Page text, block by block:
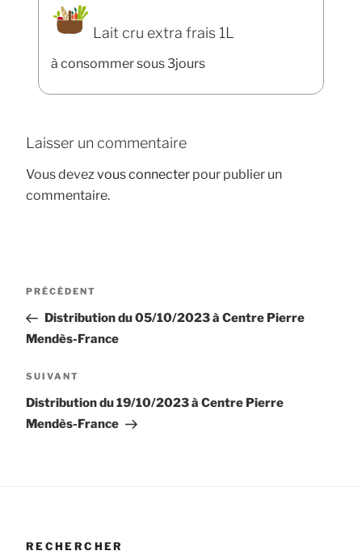
Lait cru extra frais 1L
à consommer sous 3jours
Laisser un commentaire
Vous devezvous connecter pour publier un
commentaire.
Navigation
l’article
Article
précédent
PRÉCÉDENT
Distribution du 05/10/2023 à Centre Pierre
Mendès-France
Article
suivant
SUIVANT
Distribution du 19/10/2023 à Centre Pierre
Mendès-France
RECHERCHER